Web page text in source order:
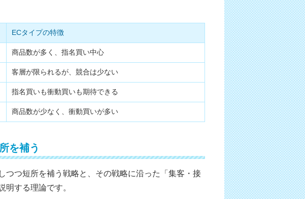
ECタイプの特徴
商品数が多く、指名買い中心
客層が限られるが、競合は少ない
指名買いも衝動買いも期待できる
商品数が少なく、衝動買いが多い
を補う
つつ短所を補う戦略と、その戦略に沿った「集客・接
明する理論です。